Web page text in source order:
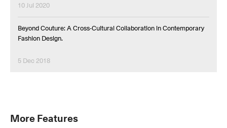
10 Jul 2020
Beyond Couture: A Cross-Cultural Collaboration in Contemporary
Fashion Design.
5 Dec 2018
More Features